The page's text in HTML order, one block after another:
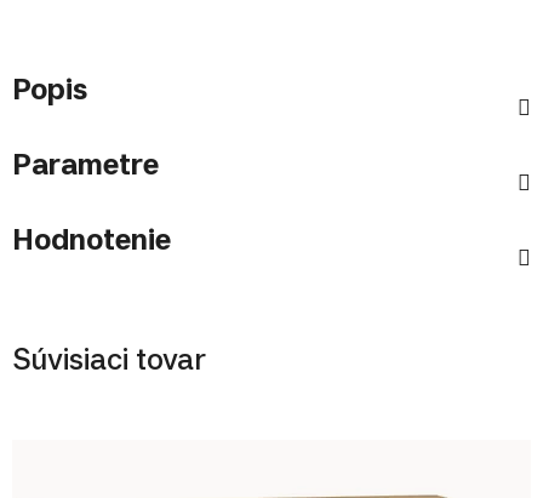
Popis
Parametre
Hodnotenie
Súvisiaci tovar